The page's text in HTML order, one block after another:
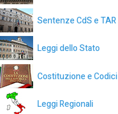
Sentenze CdS e TAR
Leggi dello Stato
Costituzione e Codici
Leggi Regionali